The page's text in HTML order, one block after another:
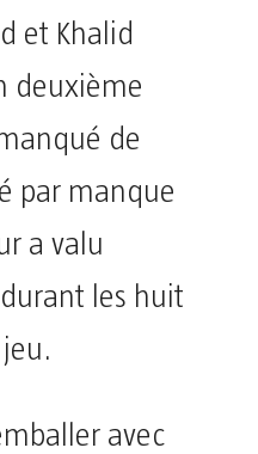
et Khalid
deuxième
de
par manque
a valu
les huit
avec